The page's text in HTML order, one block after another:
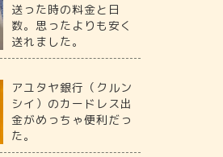
送った時の料金と日
数。思ったよりも安く
送れました。
アユタヤ銀行（クルン
シイ）のカードレス出
金がめっちゃ便利だっ
た。